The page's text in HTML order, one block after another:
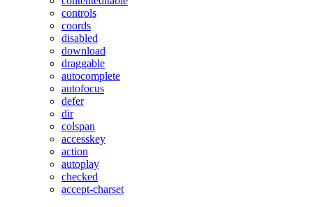
controls
coords
disabled
download
draggable
autocomplete
autofocus
defer
dir
colspan
accesskey
action
autoplay
checked
accept-charset